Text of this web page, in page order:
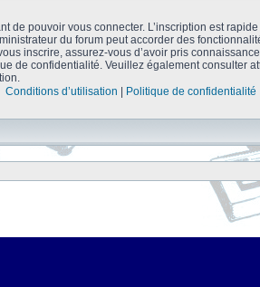
de pouvoir vous connecter. L’inscription est
du forum peut accorder des
inscrire, assurez-vous d’avoir pris
de confidentialité. Veuillez également consulter
Conditions d’utilisation
Politique de confidentialité